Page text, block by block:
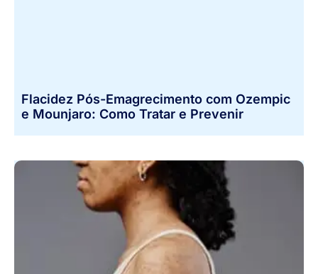
Flacidez Pós-Emagrecimento com Ozempic
e Mounjaro: Como Tratar e Prevenir